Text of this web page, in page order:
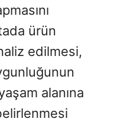
ürün
edilmesi,
alanına